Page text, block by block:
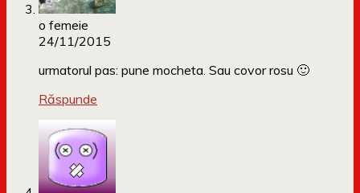
o femeie
24/11/2015
urmatorul pas: pune mocheta. Sau covor rosu 🙂
Răspunde